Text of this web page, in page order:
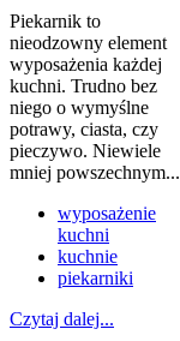
Piekarnik to
nieodzowny element
wyposażenia każdej
kuchni. Trudno bez
niego o wymyślne
potrawy, ciasta, czy
pieczywo. Niewiele
mniej powszechnym...
wyposażenie
kuchni
kuchnie
piekarniki
Czytaj dalej...